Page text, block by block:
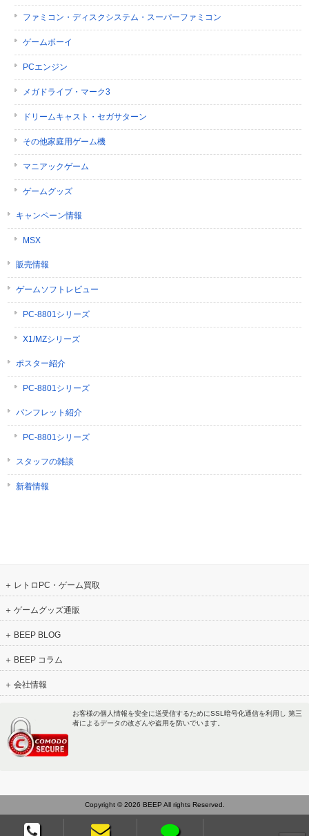
ファミコン・ディスクシステム・スーパーファミコン
ゲームボーイ
PCエンジン
メガドライブ・マーク3
ドリームキャスト・セガサターン
その他家庭用ゲーム機
マニアックゲーム
ゲームグッズ
キャンペーン情報
MSX
販売情報
ゲームソフトレビュー
PC-8801シリーズ
X1/MZシリーズ
ポスター紹介
PC-8801シリーズ
パンフレット紹介
PC-8801シリーズ
スタッフの雑談
新着情報
レトロPC・ゲーム買取
ゲームグッズ通販
BEEP BLOG
BEEP コラム
会社情報
お客様の個人情報を安全に送受信するためにSSL暗号化通信を利用し 第三
者によるデータの改ざんや盗用を防いでいます。
Copyright © 2026 BEEP All rights Reserved.